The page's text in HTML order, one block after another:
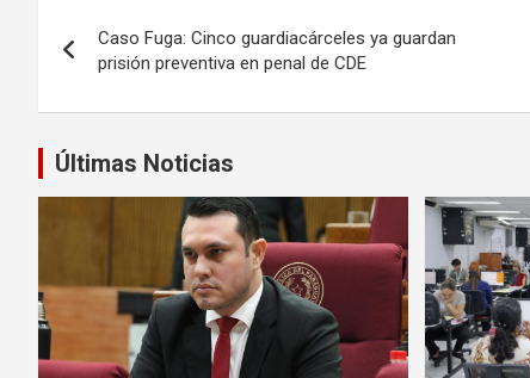
de
entradas
Caso Fuga: Cinco guardiacárceles ya guardan
prisión preventiva en penal de CDE
Últimas Noticias